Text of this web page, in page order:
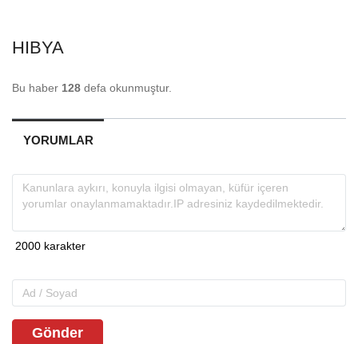
HIBYA
Bu haber 128 defa okunmuştur.
YORUMLAR
Gönder